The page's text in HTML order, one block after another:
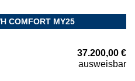
COMFORT MY25
37.200,00 €
ausweisbar